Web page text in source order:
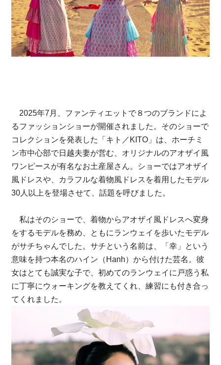
2025年7月、ファンティエットで８つのブランドによ
るファッションショーが開催されました。そのショーで
コレクションを発表した「キト／KITO」は、ホーチミ
ン市中心部で日越夫妻が営む、オリジナルのアオザイ風
ワンピースが有名なお土産屋さん。ショーではアオザイ
風ドレスや、カラフルな着物風ドレスを着用したモデル
30人以上を登場させて、話題を呼びました。
私はそのショーで、着物からアオザイ風ドレスへ変身
をするモデルを務め、ともにランウェイを歩いたモデル
がサチちゃんでした。サチという名前は、「幸」という
意味を持つ本名のハイン（Hanh）から付けた芸名。彼
女はとても誠実な子で、初めてのランウェイに戸惑う私
に丁寧にウォーキングを教えてくれ、練習にも付き合っ
てくれました。